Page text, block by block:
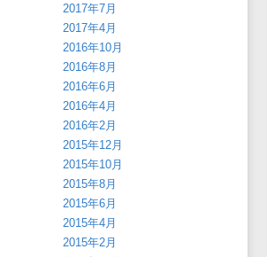
2017年7月
2017年4月
2016年10月
2016年8月
2016年6月
2016年4月
2016年2月
2015年12月
2015年10月
2015年8月
2015年6月
2015年4月
2015年2月